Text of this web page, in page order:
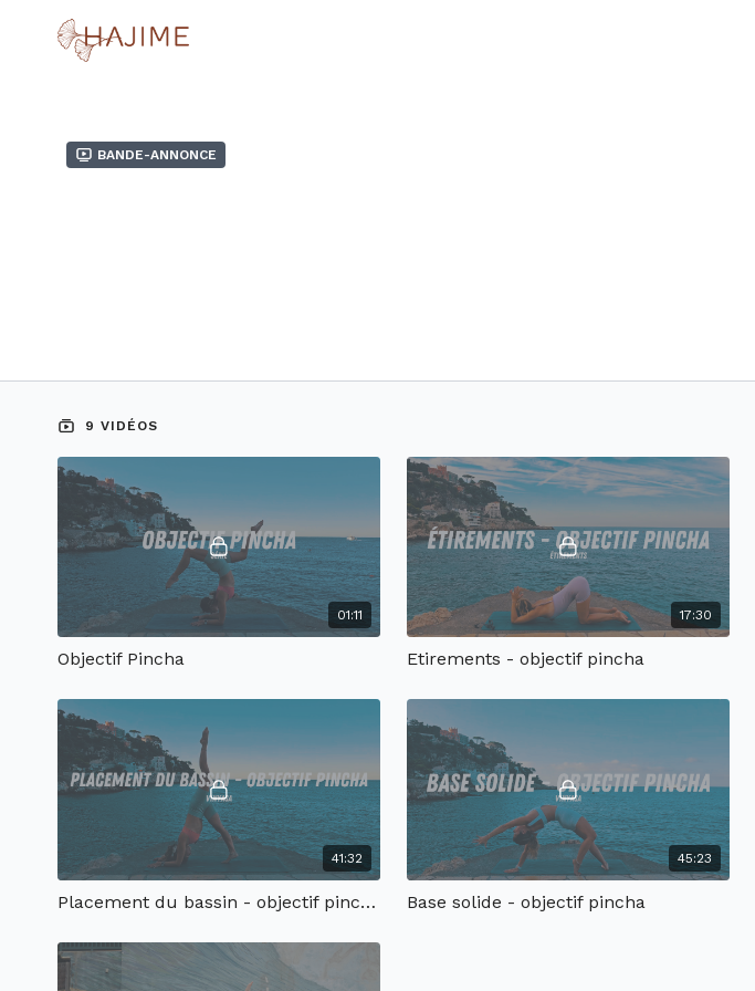
Bande-annonce
9 VIDÉOS
01:11
Objectif Pincha
17:30
Etirements - objectif pincha
41:32
Placement du bassin - objectif pincha
45:23
Base solide - objectif pincha